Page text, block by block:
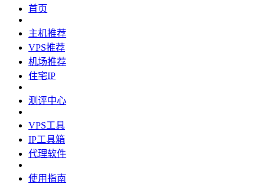
首页
主机推荐
VPS推荐
机场推荐
住宅IP
测评中心
VPS工具
IP工具箱
代理软件
使用指南